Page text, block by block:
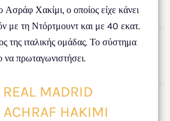
Ασράφ Χακίμι, ο οποίος είχε κάνει
με τη Ντόρτμουντ και με 40 εκατ.
της ιταλικής ομάδας. Το σύστημα
να πρωταγωνιστήσει.
MADRID
HAKIMI